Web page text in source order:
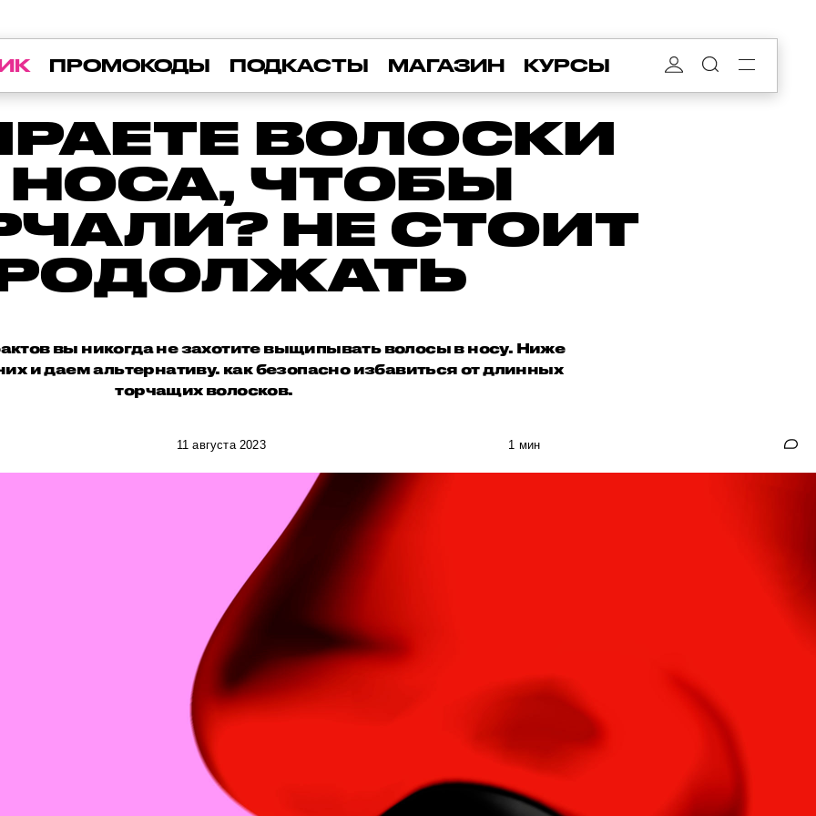
ПРОМОКОДЫ ПОДКАСТЫ МАГАЗИН КУРСЫ
ВОЛОСКИ
НОСА, ЧТОБЫ
НЕ СТОИТ
вы никогда не захотите выщипывать волосы в носу. Ниже
и даем альтернативу. как безопасно избавиться от длинных
торчащих волосков.
11 августа 2023 1 мин